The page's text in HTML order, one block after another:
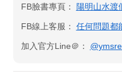
FB臉書專頁： 陽明山水渡
FB線上客服： 任何問題都
加入官方Line＠：